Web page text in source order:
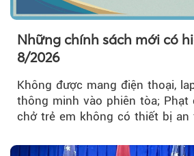
Những chính sách mới có
8/2026
Không được mang điện thoại,
thông minh vào phiên tòa; Phạt
chở trẻ em không có thiết bị an
với Bộ Công an… là những